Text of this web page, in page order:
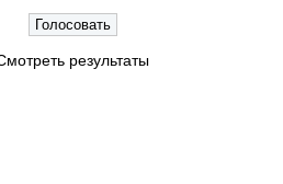
результаты